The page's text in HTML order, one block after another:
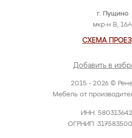
2015 - 2026 ©
Мебель от
ИНН:
ОГРНИП:
г. Пущино
мкр-н В, 16А
СХЕМА
Добавить в